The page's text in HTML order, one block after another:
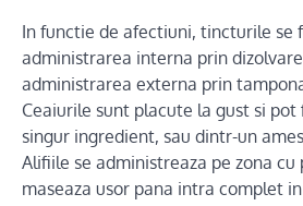
In functie de afectiuni, tincturile se
administrarea interna prin
administrarea externa prin
Ceaiurile sunt placute la gust si
singur ingredient, sau dintr-un
Alifiile se administreaza pe zona cu
maseaza usor pana intra complet in